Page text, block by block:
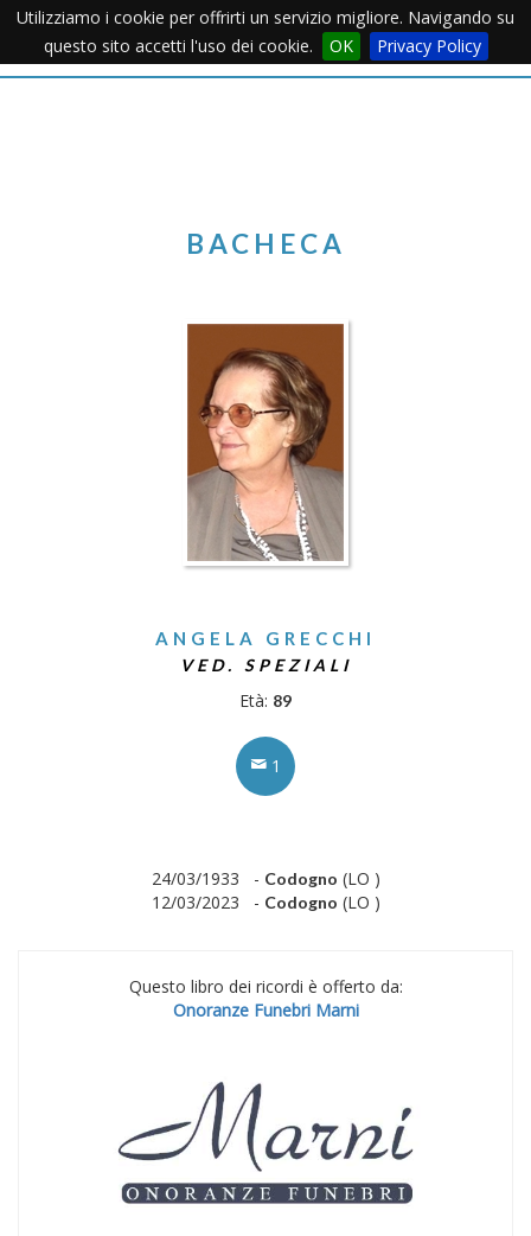
Utilizziamo i cookie per offrirti un servizio migliore. Navigando su
questo sito accetti l'uso dei cookie.
OK Privacy PolicyMenu
BACHECA
ANGELA GRECCHI
VED. SPEZIALI
Età: 89
1
24/03/1933 - Codogno (LO )
12/03/2023 - Codogno (LO )
Questo libro dei ricordi è offerto da:
Onoranze Funebri Marni